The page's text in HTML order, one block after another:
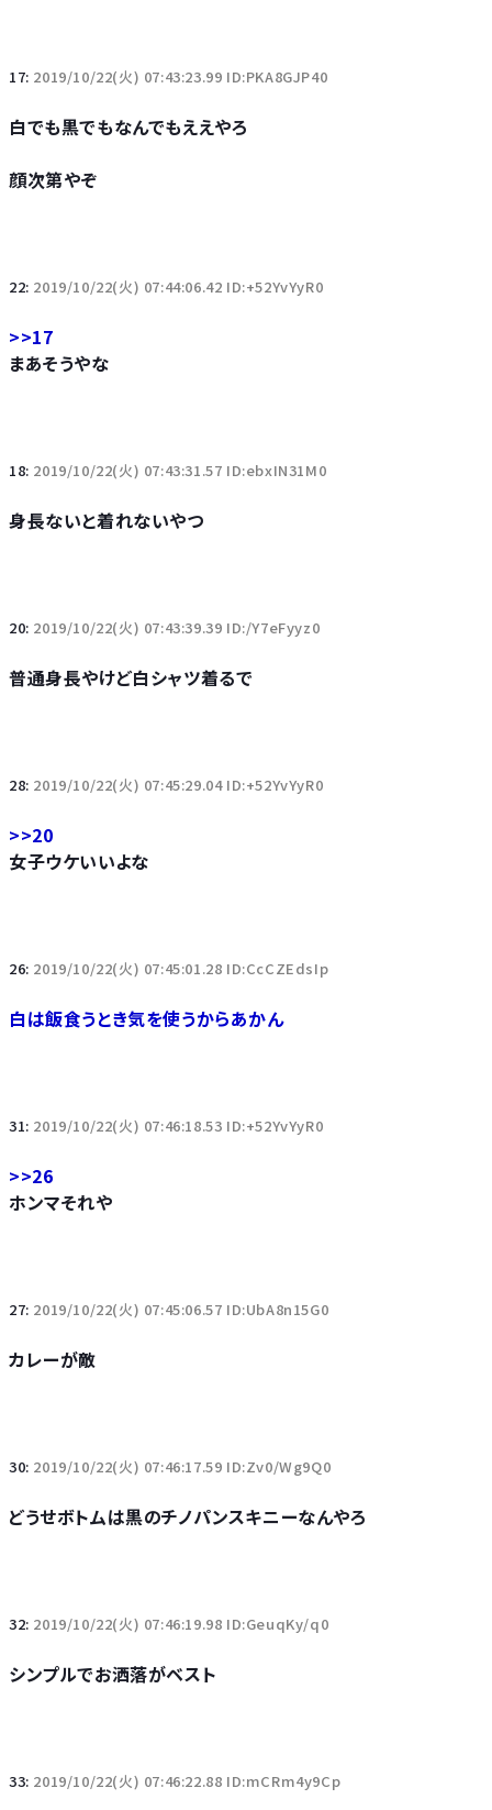
17: 2019/10/22(火) 07:43:23.99 ID:PKA8GJP40
白でも黒でもなんでもええやろ
顔次第やぞ
22: 2019/10/22(火) 07:44:06.42 ID:+52YvYyR0
>>17
まあそうやな
18: 2019/10/22(火) 07:43:31.57 ID:ebxIN31M0
身長ないと着れないやつ
20: 2019/10/22(火) 07:43:39.39 ID:/Y7eFyyz0
普通身長やけど白シャツ着るで
28: 2019/10/22(火) 07:45:29.04 ID:+52YvYyR0
>>20
女子ウケいいよな
26: 2019/10/22(火) 07:45:01.28 ID:CcCZEdsIp
白は飯食うとき気を使うからあかん
31: 2019/10/22(火) 07:46:18.53 ID:+52YvYyR0
>>26
ホンマそれや
27: 2019/10/22(火) 07:45:06.57 ID:UbA8n15G0
カレーが敵
30: 2019/10/22(火) 07:46:17.59 ID:Zv0/Wg9Q0
どうせボトムは黒のチノパンスキニーなんやろ
32: 2019/10/22(火) 07:46:19.98 ID:GeuqKy/q0
シンプルでお洒落がベスト
33: 2019/10/22(火) 07:46:22.88 ID:mCRm4y9Cp